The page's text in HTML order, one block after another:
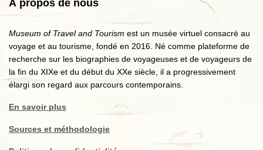
À propos de nous
Museum of Travel and Tourism est un musée virtuel consacré au
voyage et au tourisme, fondé en 2016. Né comme plateforme de
recherche sur les biographies de voyageuses et de voyageurs de
la fin du XIXe et du début du XXe siècle, il a progressivement
élargi son regard aux parcours contemporains.
En savoir plus
Sources et méthodologie